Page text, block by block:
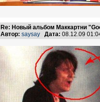
Re: Новый альбом Маккартни
Автор: saysay Дата: 08.12.09